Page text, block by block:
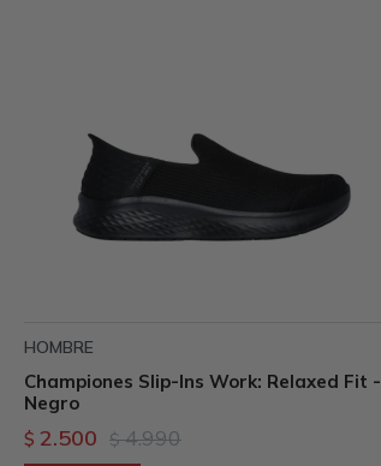
HOMBRE
Championes Slip-Ins Work: Relaxed Fit -
Negro
$ 2.500 $ 4.990